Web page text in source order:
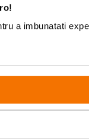
a imbunatati
te comunitatii